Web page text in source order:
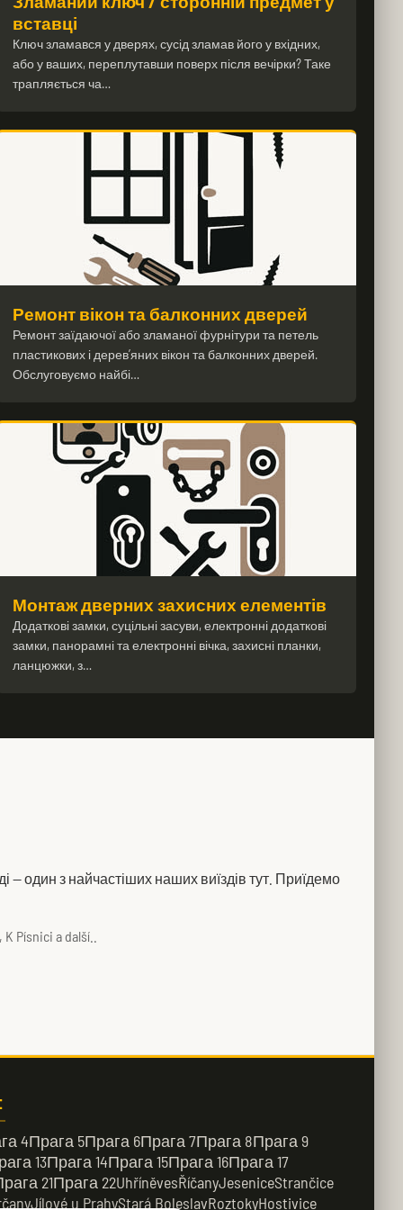
вставці
Ключ зламався у дверях, сусід зламав його у вхідних,
або у ваших, переплутавши поверх після вечірки? Таке
трапляється ча…
Ремонт вікон та балконних дверей
Ремонт заїдаючої або зламаної фурнітури та петель
пластикових і дерев’яних вікон та балконних дверей.
Обслуговуємо найбі…
Монтаж дверних захисних елементів
Додаткові замки, суцільні засуви, електронні додаткові
замки, панорамні та електронні вічка, захисні планки,
ланцюжки, з…
— один з найчастіших наших виїздів тут. Приїдемо
Písnici a další..
4Прага 5Прага 6Прага 7Прага 8Прага 9
13Прага 14Прага 15Прага 16Прага 17
21Прага 22UhříněvesŘíčanyJeseniceStrančice
Jílové u PrahyStará BoleslavRoztokyHostivice